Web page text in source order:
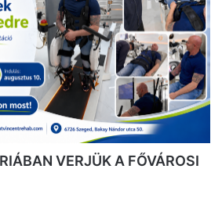
VERJÜK A FŐVÁROSI